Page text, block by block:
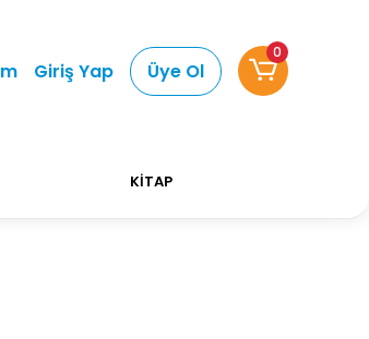
Kargo Ücretsiz! Bizi tercih
Giriş Yap Üye Ol
0
KİTAP